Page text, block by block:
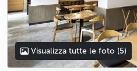
Visualizza tutte le foto (5)